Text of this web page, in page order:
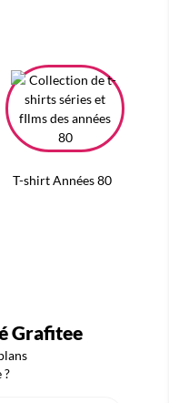
T-shirt Années 80
Grafitee
?